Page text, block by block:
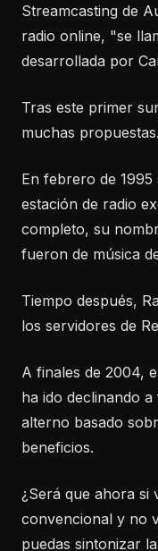
Streamcasting de
radio online, "se
desarrollada por
Tras este primer
muchas propuestas.
En febrero de
estación de radio
completo, su
fueron de música
Tiempo después,
los servidores de
A finales de 2004,
ha ido declinando
alterno basado
beneficios.
¿Será que ahora si
convencional y no
puedas sintonizar